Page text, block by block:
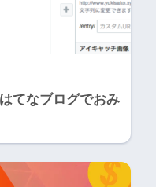
てなブログでおみ